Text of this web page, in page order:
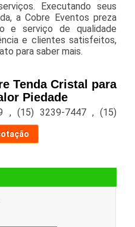
Executando seus
a Cobre Eventos preza
e serviço de qualidade
e clientes satisfeitos,
para saber mais.
Tenda Cristal para
Piedade
, (15) 3239-7447 ,(15)